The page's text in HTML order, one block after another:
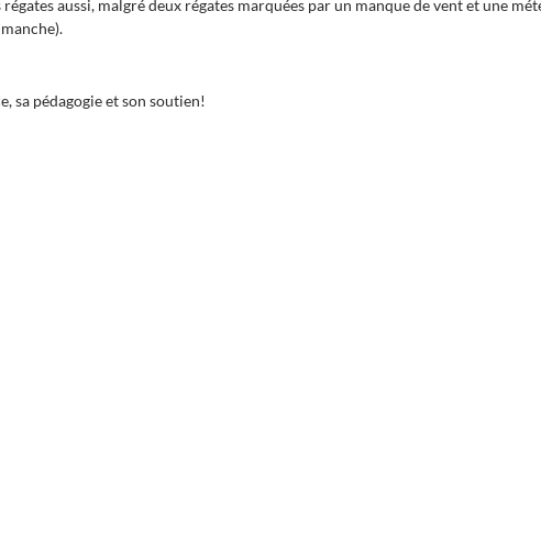
aussi, malgré deux régates marquées par un manque de vent et une
sa pédagogie et son soutien!